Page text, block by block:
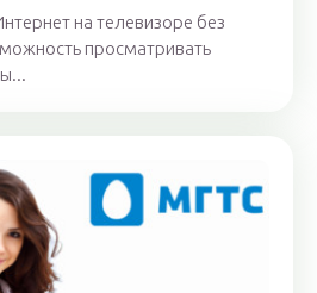
на телевизоре без
просматривать